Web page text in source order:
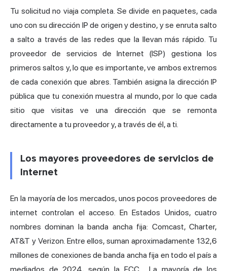
Tu solicitud no viaja completa. Se divide en paquetes, cada
uno con su dirección IP de origen y destino, y se enruta salto
a salto a través de las redes que la llevan más rápido. Tu
proveedor de servicios de Internet (ISP) gestiona los
primeros saltos y, lo que es importante, ve ambos extremos
de cada conexión que abres. También asigna la dirección IP
pública que tu conexión muestra al mundo, por lo que cada
sitio que visitas ve una dirección que se remonta
directamente a tu proveedor y, a través de él, a ti.
Los mayores proveedores de servicios de
Internet
En la mayoría de los mercados, unos pocos proveedores de
internet controlan el acceso. En Estados Unidos, cuatro
nombres dominan la banda ancha fija: Comcast, Charter,
AT&T y Verizon. Entre ellos, suman aproximadamente 132,6
millones de conexiones de banda ancha fija en todo el país a